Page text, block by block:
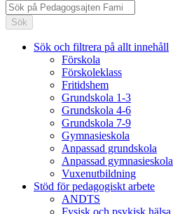
Sök
Sök och filtrera på allt innehåll
Förskola
Förskoleklass
Fritidshem
Grundskola 1-3
Grundskola 4-6
Grundskola 7-9
Gymnasieskola
Anpassad grundskola
Anpassad gymnasieskola
Vuxenutbildning
Stöd för pedagogiskt arbete
ANDTS
Fysisk och psykisk hälsa